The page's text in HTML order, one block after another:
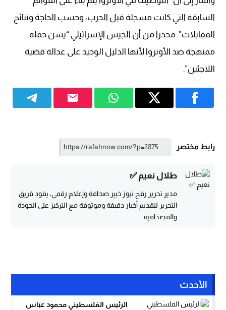
السابقة التي كانت مسجلة قبل الحرب، وحسب الحاجة ونتائج
المقابلات”. محذرا من أن الجيش الإسرائيلي “يشن حملة
ممنهجة ضد الأونروا لأنها الدليل الوحيد على عدالة قضية
اللاجئين”.
رابط مختصر
طلال نعيم ✅
مدير تحرير رفح نيوز خبير صحافة وإعلام رقمي، يقود فريق
التحرير لتقديم أخبار دقيقة وموثوقة مع التركيز على الجودة
والمصداقية.
الأحدث
الرئيس الفلسطيني محمود عباس